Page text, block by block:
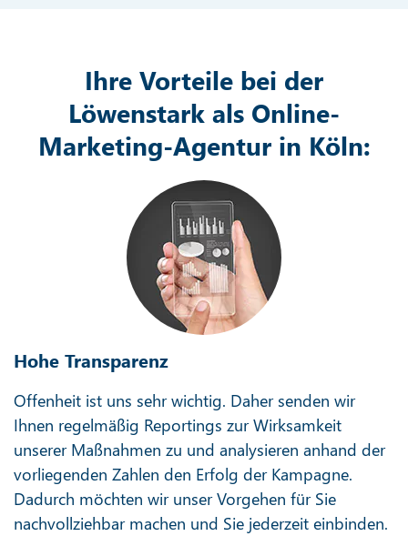
Ihre Vorteile bei der
Löwenstark als Online-
Marketing-Agentur in Köln:
Hohe Transparenz
Offenheit ist uns sehr wichtig. Daher senden wir
Ihnen regelmäßig Reportings zur Wirksamkeit
unserer Maßnahmen zu und analysieren anhand der
vorliegenden Zahlen den Erfolg der Kampagne.
Dadurch möchten wir unser Vorgehen für Sie
nachvollziehbar machen und Sie jederzeit einbinden.